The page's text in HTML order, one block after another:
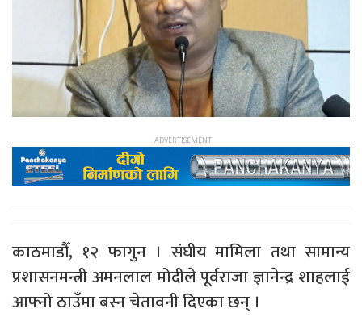
काठमाडौँ, १२ फागुन । संघीय मामिला तथा सामान्य
प्रशासनमन्त्री अमनलाल मोदीले पूर्वराजा ज्ञानेन्द्र शाहलाई
आफ्नो ठाउँमा बस्न चेतावनी दिएका छन् ।